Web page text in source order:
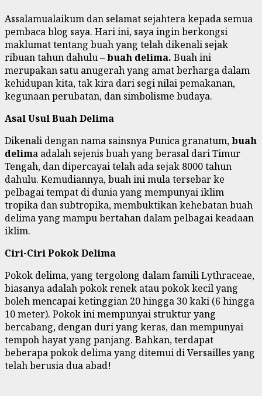
Assalamualaikum dan selamat sejahtera kepada semua
pembaca blog saya. Hari ini, saya ingin berkongsi
maklumat tentang buah yang telah dikenali sejak
ribuan tahun dahulu –buah delima. Buah ini
merupakan satu anugerah yang amat berharga dalam
kehidupan kita, tak kira dari segi nilai pemakanan,
kegunaan perubatan, dan simbolisme budaya.
Asal Usul Buah Delima
Dikenali dengan nama sainsnya Punica granatum,buah
delima adalah sejenis buah yang berasal dari Timur
Tengah, dan dipercayai telah ada sejak 8000 tahun
dahulu. Kemudiannya, buah ini mula tersebar ke
pelbagai tempat di dunia yang mempunyai iklim
tropika dan subtropika, membuktikan kehebatan buah
delima yang mampu bertahan dalam pelbagai keadaan
iklim.
Ciri-Ciri Pokok Delima
Pokok delima, yang tergolong dalam famili Lythraceae,
biasanya adalah pokok renek atau pokok kecil yang
boleh mencapai ketinggian 20 hingga 30 kaki (6 hingga
10 meter). Pokok ini mempunyai struktur yang
bercabang, dengan duri yang keras, dan mempunyai
tempoh hayat yang panjang. Bahkan, terdapat
beberapa pokok delima yang ditemui di Versailles yang
telah berusia dua abad!